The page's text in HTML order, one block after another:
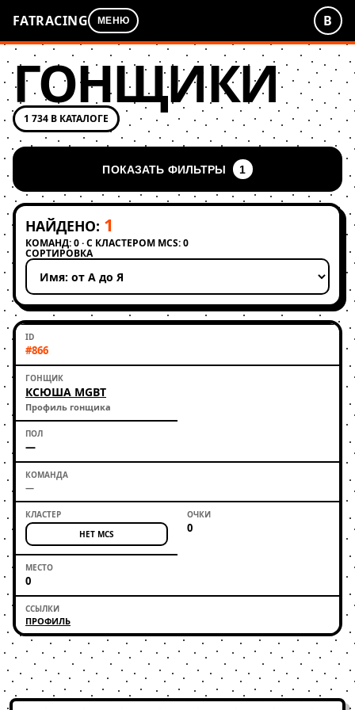
FATRACING МЕНЮ В
ГОНЩИКИ
1 734 В КАТАЛОГЕ
ПОКАЗАТЬ ФИЛЬТРЫ 1
НАЙДЕНО: 1
КОМАНД: 0 · С КЛАСТЕРОМ MCS: 0
СОРТИРОВКА
Применить сортировку
#866
КСЮША MGBT
Профиль гонщика
—
—
НЕТ MCS 0
0
ПРОФИЛЬ